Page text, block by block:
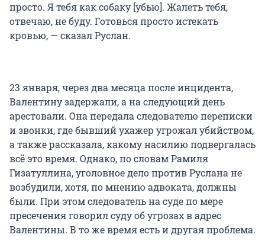
просто. Я тебя как собаку [убью]. Жалеть тебя,
отвечаю, не буду. Готовься просто истекать
кровью, — сказал Руслан.
23 января, через два месяца после инцидента,
Валентину задержали, а на следующий день
арестовали. Она передала следователю переписки
и звонки, где бывший ухажер угрожал убийством,
а также рассказала, какому насилию подвергалась
всё это время. Однако, по словам Рамиля
Гизатуллина, уголовное дело против Руслана не
возбудили, хотя, по мнению адвоката, должны
были. При этом следователь на суде по мере
пресечения говорил суду об угрозах в адрес
Валентины. В то же время есть и другая проблема.